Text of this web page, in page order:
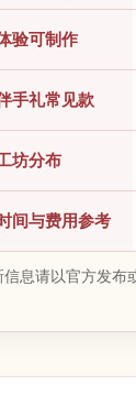
验可制作
手礼常见款
坊分布
间与费用参考
信息请以官方发布